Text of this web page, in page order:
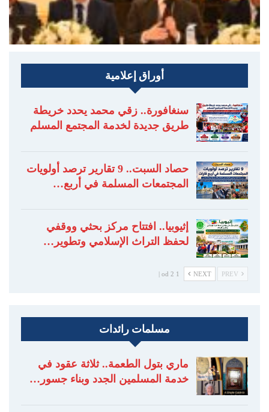
أوراق إعلامية
سنغافورة.. زقي محمد يحدد خريطة
طريق جديدة لخدمة المجتمع المسلم
حصاد السبت.. 9 تقارير ترصد أولويات
المجتمعات المسلمة في أربع…
إثيوبيا.. افتتاح مركز بحثي ووقفي
لحفظ التراث الإسلامي وتطوير…
NEXT
1 od 2 |
مسلمات رائدات
ماري بتول الطعمة.. ثلاثة عقود في
خدمة المسلمين الجدد وبناء جسور…